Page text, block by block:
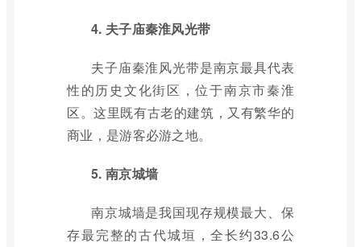
4. 夫子庙秦淮风光带
夫子庙秦淮风光带是南京最具代表
性的历史文化街区，位于南京市秦淮
区。这里既有古老的建筑，又有繁华的
商业，是游客必游之地。
5. 南京城墙
南京城墙是我国现存规模最大、保
存最完整的古代城垣，全长约33.6公